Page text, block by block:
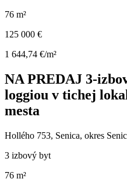
76 m²
125 000 €
1 644,74 €/m²
NA PREDAJ 3-
loggiou v tichej
mesta
Hollého 753, Senica, okres
3 izbový byt
76 m²